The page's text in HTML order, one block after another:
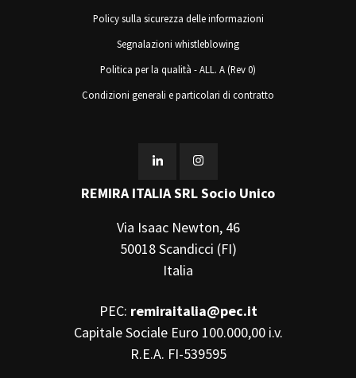
Policy sulla sicurezza delle informazioni
Segnalazioni whistleblowing
Politica per la qualità - ALL. A (Rev 0)
Condizioni generali e particolari di contratto
REMIRA ITALIA SRL Socio Unico
Via Isaac Newton, 46
50018 Scandicci (FI)
Italia
PEC: remiraitalia@pec.it
Capitale Sociale Euro 100.000,00 i.v.
R.E.A. FI-539595